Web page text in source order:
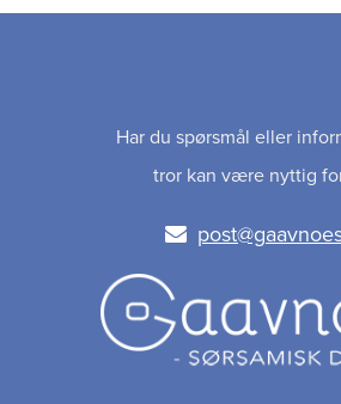
Har du spørsmål eller
tror kan være nyttig